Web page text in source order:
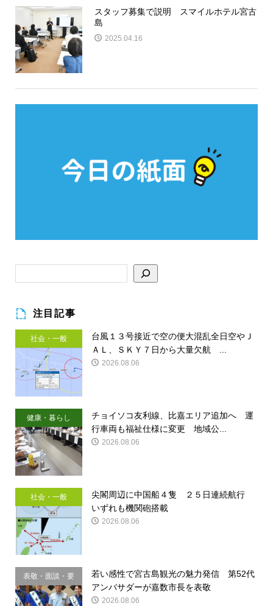
スタッフ募集で説明 スマイルホテル宮古
島
2025.04.16
注目記事
社会・一般
台風１３号接近で空の便大混乱全日空やＪ
ＡＬ、ＳＫＹ７日から大量欠航 ...
2026.08.06
健康・暮らし
チョイソコ友利線、比嘉エリア追加へ 運
行車両も福祉仕様に変更 地域公...
2026.08.06
社会・一般
尖閣周辺に中国船４隻 ２５日連続航行
いずれも機関砲搭載
2026.08.06
表敬・面談・要
請
若い感性で宮古島観光の魅力発信 第52代
アンバサダーが嘉数市長を表敬
2026.08.06